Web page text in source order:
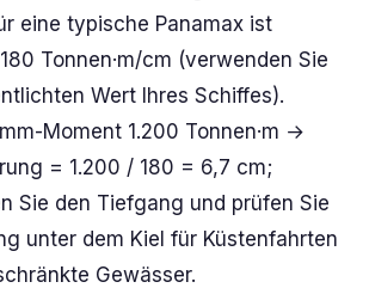
eine typische Panamax ist
Tonnen·m/cm (verwenden Sie
Wert Ihres Schiffes).
Moment 1.200 Tonnen·m →
= 1.200 / 180 = 6,7 cm;
Sie den Tiefgang und prüfen Sie
unter dem Kiel für Küstenfahrten
Gewässer.